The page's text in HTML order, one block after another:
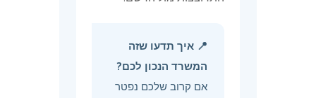
📍 איך תדעו שזה
המשרד הנכון לכם?
אם קרוב שלכם נפטר